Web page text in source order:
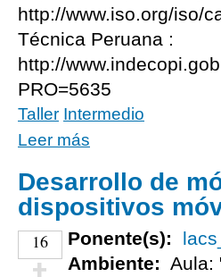
http://www.iso.org/iso/
Técnica Peruana :
http://
PRO=5635
Taller Intermedio
Leer más
Desarrollo de
dispositivos
16 Ponente(s):
Ambiente: Aula: